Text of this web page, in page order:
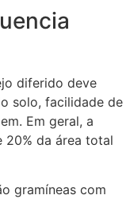
diferido deve
solo, facilidade de
Em geral, a
20% da área total
gramíneas com